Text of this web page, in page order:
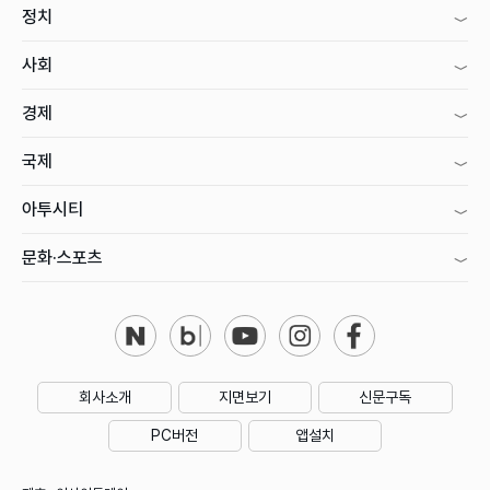
정치
사회
경제
국제
아투시티
문화·스포츠
회사소개 지면보기 신문구독
PC버전 앱설치